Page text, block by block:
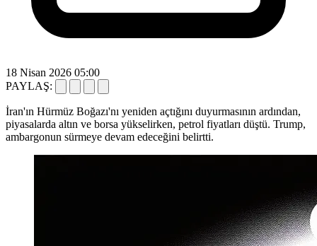
18 Nisan 2026 05:00
PAYLAŞ:
İran'ın Hürmüz Boğazı'nı yeniden açtığını duyurmasının ardından,
piyasalarda altın ve borsa yükselirken, petrol fiyatları düştü. Trump,
ambargonun sürmeye devam edeceğini belirtti.